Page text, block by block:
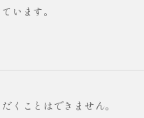
います。
くことはできません。